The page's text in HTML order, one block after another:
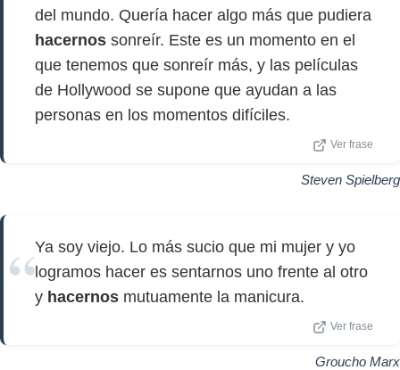
del mundo. Quería hacer algo más que pudiera
hacernos sonreír. Este es un momento en el
que tenemos que sonreír más, y las películas
de Hollywood se supone que ayudan a las
personas en los momentos difíciles.
Ver frase
Steven Spielberg
Ya soy viejo. Lo más sucio que mi mujer y yo
logramos hacer es sentarnos uno frente al otro
y hacernos mutuamente la manicura.
Ver frase
Groucho Marx